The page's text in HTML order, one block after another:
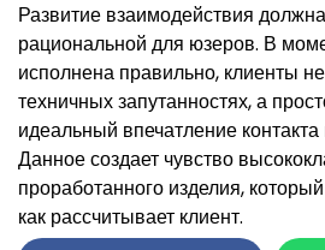
Развитие взаимодействия
рациональной для юзеров. В
исполнена правильно, клиенты
техничных запутанностях, а
идеальный впечатление
Данное создает чувство
проработанного изделия,
как рассчитывает клиент.